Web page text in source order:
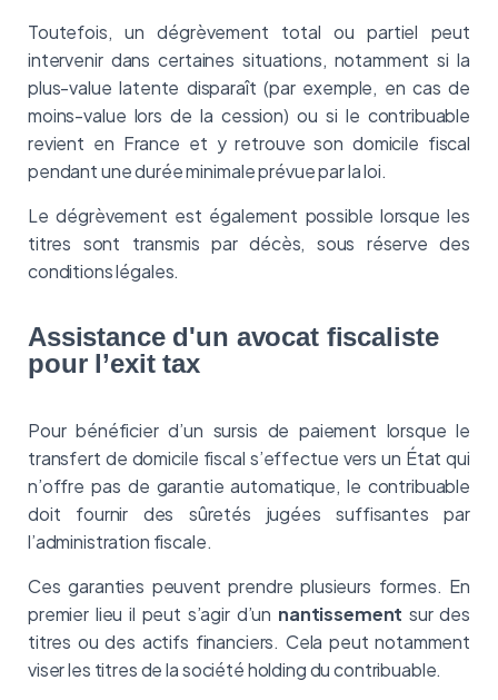
Toutefois, un dégrèvement total ou partiel peut
intervenir dans certaines situations, notamment si la
plus-value latente disparaît (par exemple, en cas de
moins-value lors de la cession) ou si le contribuable
revient en France et y retrouve son domicile fiscal
pendant une durée minimale prévue par la loi.
Le dégrèvement est également possible lorsque les
titres sont transmis par décès, sous réserve des
conditions légales.
Assistance d'un avocat fiscaliste
pour l’exit tax
Pour bénéficier d’un sursis de paiement lorsque le
transfert de domicile fiscal s’effectue vers un État qui
n’offre pas de garantie automatique, le contribuable
doit fournir des sûretés jugées suffisantes par
l’administration fiscale.
Ces garanties peuvent prendre plusieurs formes. En
premier lieu il peut s’agir d’un nantissement sur des
titres ou des actifs financiers. Cela peut notamment
viser les titres de la société holding du contribuable.